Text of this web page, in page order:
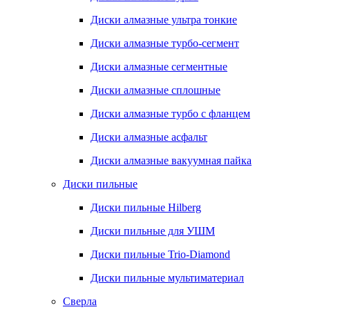
Диски алмазные ультра тонкие
Диски алмазные турбо-сегмент
Диски алмазные сегментные
Диски алмазные сплошные
Диски алмазные турбо с фланцем
Диски алмазные асфальт
Диски алмазные вакуумная пайка
Диски пильные
Диски пильные Hilberg
Диски пильные для УШМ
Диски пильные Trio-Diamond
Диски пильные мультиматериал
Сверла